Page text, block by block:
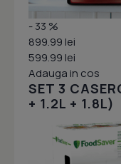
- 33 %
899.99 lei
599.99 lei
Adauga in cos
SET 3
+ 1.2L + 1.8L)